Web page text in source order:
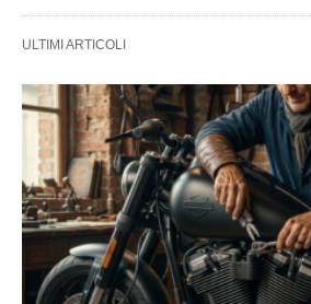
ULTIMI ARTICOLI